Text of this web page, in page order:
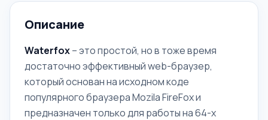
Описание
Waterfox– это простой, но в тоже время
достаточно эффективный web-браузер,
который основан на исходном коде
популярного браузера Mоzila FireFox и
предназначен только для работы на 64-х